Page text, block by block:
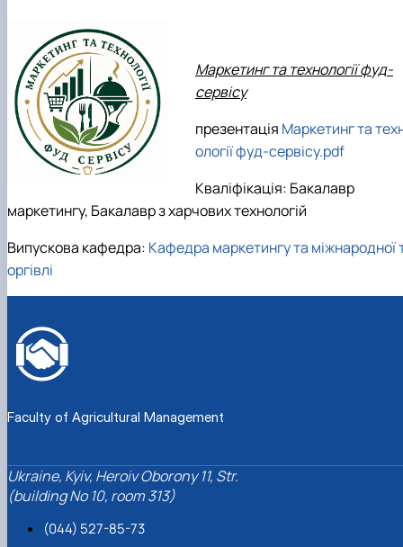
Маркетинг та технології фуд-
сервісу
презентація Маркетинг та
ології фуд-сервісу.pdf
Кваліфікація: Бакалавр
маркетингу, Бакалавр з харчових технологій
Випускова кафедра: Кафедра маркетингу та міжнародної
оргівлі
Faculty of Agricultural Management
Ukraine, Kyiv, Heroiv Oborony 11, Str.
(building No 10, room 313)
(044) 527-85-73